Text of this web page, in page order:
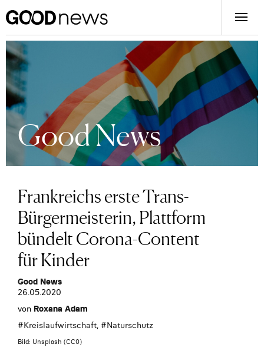
Good News
Frankreichs erste Trans-
Bürgermeisterin, Plattform
bündelt Corona-Content
für Kinder
Good News
26.05.2020
von Roxana Adam
#Kreislaufwirtschaft, #Naturschutz
Bild: Unsplash (CC0)